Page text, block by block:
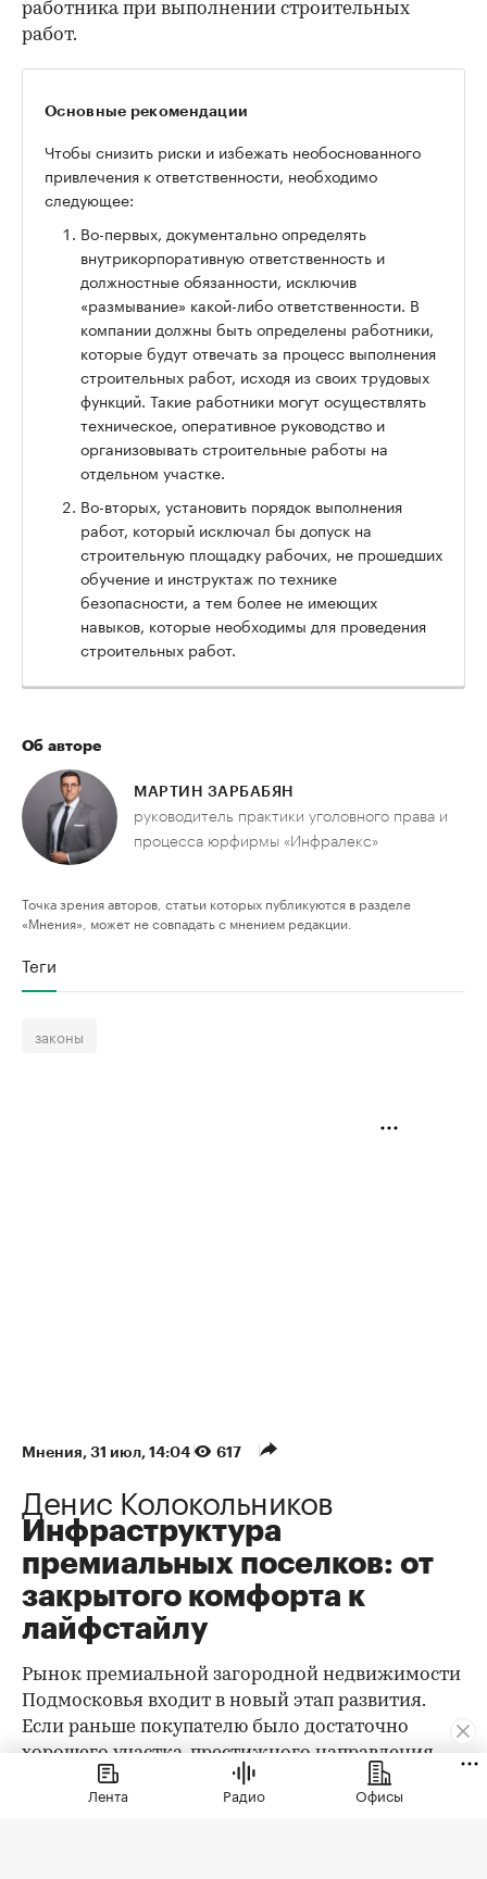
работника при выполнении строительных
работ.
Основные рекомендации
Чтобы снизить риски и избежать необоснованного
привлечения к ответственности, необходимо
следующее:
Во-первых, документально определять
внутрикорпоративную ответственность и
должностные обязанности, исключив
«размывание» какой-либо ответственности. В
компании должны быть определены работники,
которые будут отвечать за процесс выполнения
строительных работ, исходя из своих трудовых
функций. Такие работники могут осуществлять
техническое, оперативное руководство и
организовывать строительные работы на
отдельном участке.
Во-вторых, установить порядок выполнения
работ, который исключал бы допуск на
строительную площадку рабочих, не прошедших
обучение и инструктаж по технике
безопасности, а тем более не имеющих
навыков, которые необходимы для проведения
строительных работ.
Об авторе
МАРТИН ЗАРБАБЯН
руководитель практики уголовного права и
процесса юрфирмы «Инфралекс»
Точка зрения авторов, статьи которых публикуются в разделе
«Мнения», может не совпадать с мнением редакции.
Теги
законы
Мнения 31 июл, 14:04 617
Денис Колокольников
Инфраструктура
премиальных поселков: от
закрытого комфорта к
лайфстайлу
Рынок премиальной загородной недвижимости
Подмосковья входит в новый этап развития.
Если раньше покупателю было достаточно
хорошего участка, престижного направления,
охраны и качественного дома, то сегодня запрос
заметно изменился. Клиент выбирает уже не
Лента Радио Офисы